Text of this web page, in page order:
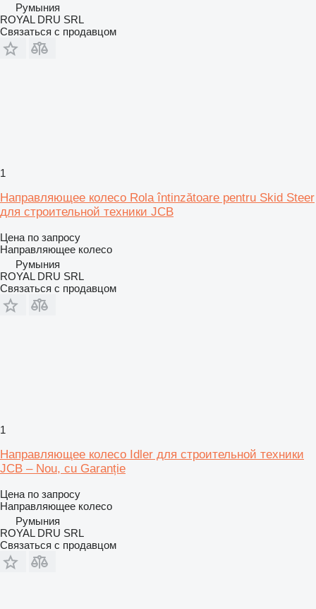
Румыния
ROYAL DRU SRL
Связаться с продавцом
1
Направляющее колесо Rola întinzătoare pentru Skid Steer
для строительной техники JCB
Цена по запросу
Направляющее колесо
Румыния
ROYAL DRU SRL
Связаться с продавцом
1
Направляющее колесо Idler для строительной техники
JCB – Nou, cu Garanție
Цена по запросу
Направляющее колесо
Румыния
ROYAL DRU SRL
Связаться с продавцом